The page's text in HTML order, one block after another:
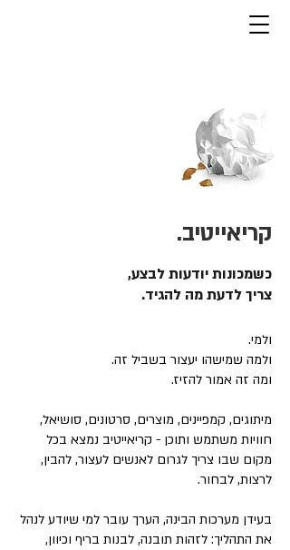
קריאייטיב.
כשמכונות יודעות לבצע,
צריך לדעת מה להגיד.
ולמי.
ולמה שמישהו יעצור בשביל זה.
ומה זה אמור להזיז.
מיתוגים, קמפיינים, מוצרים, סרטונים, סושיאל,
חוויות משתמש ותוכן - קריאייטיב נמצא בכל
מקום שבו צריך לגרום לאנשים לעצור, להבין,
לרצות, לבחור.
בעידן מערכות הבינה, הערך עובר למי שיודע לנהל
את התהליך: לזהות תובנה, לבנות בריף וכיוון,